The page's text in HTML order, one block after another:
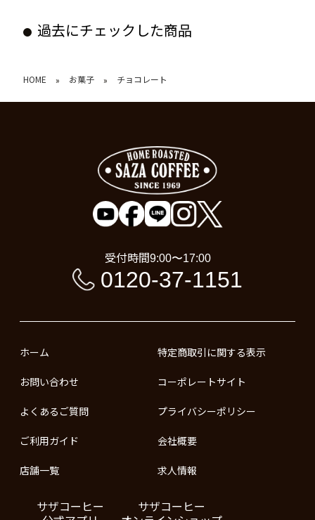
過去にチェックした商品
HOME » お菓子 » チョコレート
受付時間9:00〜17:00
0120-37-1151
ホーム
お問い合わせ
よくあるご質問
ご利用ガイド
店舗一覧
特定商取引に関する表示
コーポレートサイト
プライバシーポリシー
会社概要
求人情報
サザコーヒー
サザコーヒー